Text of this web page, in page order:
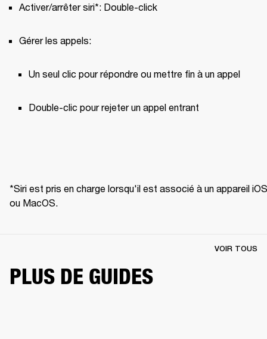
Activer/arrêter siri*: Double-click
Gérer les appels:
Un seul clic pour répondre ou mettre fin à un appel
Double-clic pour rejeter un appel entrant
*Siri est pris en charge lorsqu'il est associé à un appareil iOS
ou MacOS.
PLUS DE GUIDES
VOIR TOUS